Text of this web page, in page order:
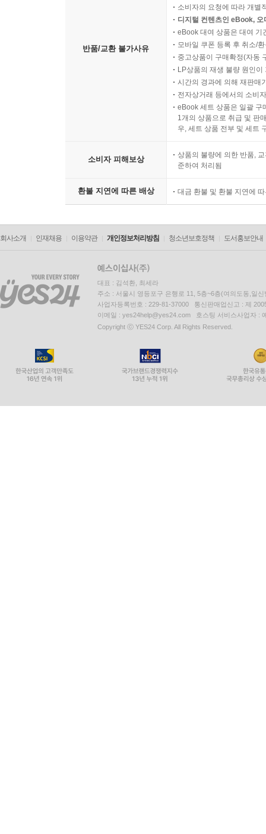
반품/교환 불가사유
소비자의 요청에 따라 개별
디지털 컨텐츠인 eBook,
eBook 대여 상품은 대여 기
모바일 쿠폰 등록 후 취소/
중고상품이 구매확정(자동
LP상품의 재생 불량 원인
시간의 경과에 의해 재판매
전자상거래 등에서의 소비
eBook 세트 상품은 일괄 구
1개의 상품으로 취급 및 판
우, 세트 상품 전부 및 세트
소비자 피해보상
상품의 불량에 의한 반품,
준하여 처리됨
환불 지연에 따른 배상 대금 환불 및 환불 지연에
회사소개 인재채용 이용약관 개인정보처리방침 청소년보호정책 도서홍보안내
대표 : 김석환, 최세라
주소 : 서울시 영등포구 은행로 11, 5층~6층(여의도동,일신
사업자등록번호 : 229-81-37000 통신판매업신고 : 제
이메일 : yes24help@yes24.com 호스팅 서비스사업자 :
Copyright ⓒ YES24 Corp. All Rights Reserved.